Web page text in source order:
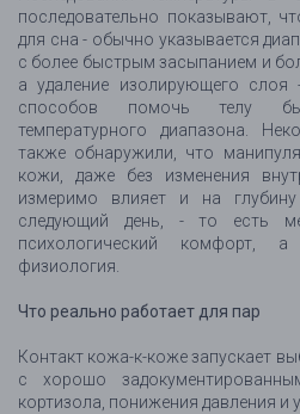
последовательно показывают,
для сна - обычно указывается
с более быстрым засыпанием и
а удаление изолирующего
способов помочь телу
температурного диапазона.
также обнаружили, что
кожи, даже без изменения
измеримо влияет и на
следующий день, - то есть
психологический комфорт,
физиология.
Что реально работает для пар
Контакт кожа-к-коже запускает
с хорошо
кортизола, понижения давления и